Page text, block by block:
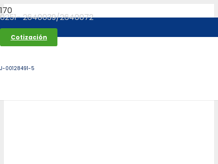
0251- 2640039/2640072
Cotización
J-00128491-5